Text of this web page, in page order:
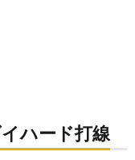
ハード打線